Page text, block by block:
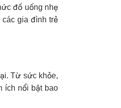
đồ uống nhẹ
gia đình trẻ
Từ sức khỏe,
ích nổi bật bao